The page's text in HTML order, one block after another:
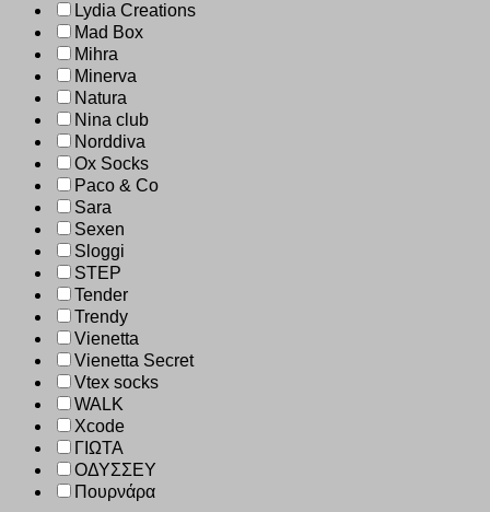
Lydia Creations
Mad Box
Mihra
Minerva
Natura
Nina club
Norddiva
Ox Socks
Paco & Co
Sara
Sexen
Sloggi
STEP
Tender
Trendy
Vienetta
Vienetta Secret
Vtex socks
WALK
Xcode
ΓΙΩΤΑ
ΟΔΥΣΣΕΥ
Πουρνάρα